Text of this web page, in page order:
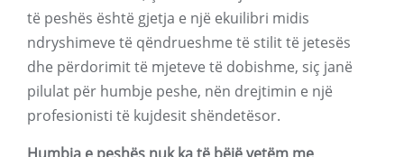
të peshës është gjetja e një ekuilibri midis
ndryshimeve të qëndrueshme të stilit të jetesës
dhe përdorimit të mjeteve të dobishme, siç janë
pilulat për humbje peshe, nën drejtimin e një
profesionisti të kujdesit shëndetësor.